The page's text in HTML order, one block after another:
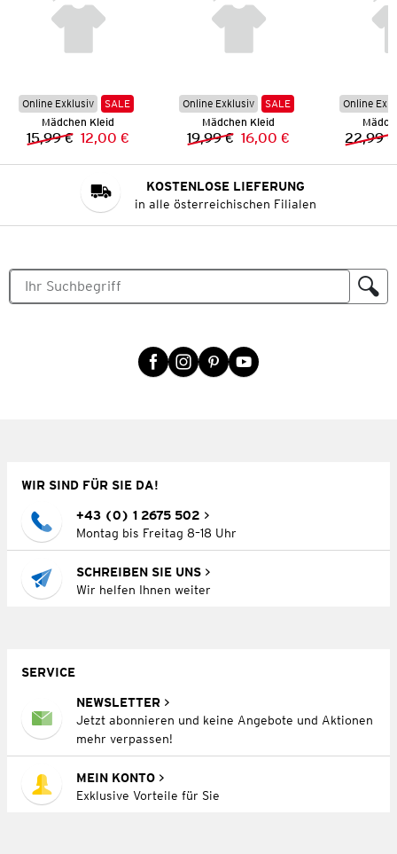
Online Exklusiv
SALE
Mädchen Kleid
Vorheriger Preis:
15,99 € Neuer Preis:
12,00 €
Online Exklusiv
SALE
Mädchen Kleid
Vorheriger Preis:
19,99 € Neuer Preis:
16,00 €
Online
22,99 €
KOSTENLOSE LIEFERUNG
in alle österreichischen Filialen
WIR SIND FÜR SIE DA!
+43 (0) 1 2675 502
Montag bis Freitag 8–18 Uhr
SCHREIBEN SIE UNS
Wir helfen Ihnen weiter
SERVICE
NEWSLETTER
Jetzt abonnieren und keine Angebote und Aktionen
mehr verpassen!
MEIN KONTO
Exklusive Vorteile für Sie